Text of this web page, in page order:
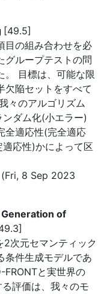
[49.5]
目の組み合わせを必
グループテストの問
。 目標は、可能な限
欠陥セットをすべて
々のアルゴリズム
ダム化(小エラー)
全適応性(完全適応
応性)かによって区
8 Sep 2023
of
次元セマンティック
条件生成モデルであ
と実世界の
評価は、我々のモ